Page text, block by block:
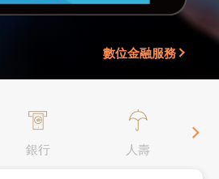
數位金融服務
銀行 人壽